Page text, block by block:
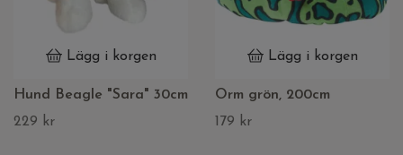
Lägg i korgen
Hund Beagle "Sara" 30cm
229 kr
Lägg i korgen
Orm grön, 200cm
179 kr